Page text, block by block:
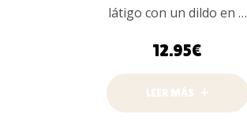
látigo con un dildo en …
12.95€
LEER MÁS